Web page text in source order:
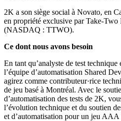
2K a son siège social à Novato, en
en propriété exclusive par Take-
(NASDAQ : TTWO).
Ce dont nous avons besoin
En tant qu’analyste de test technique
l’équipe d’automatisation Shared
agirez comme contributeur·rice
de jeu basé à Montréal. Avec le
d’automatisation des tests de 2K,
l’évolution technique et du soutien
et d’automatisation pour un jeu AAA